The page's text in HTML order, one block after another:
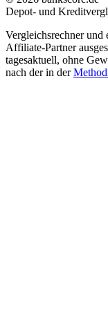
Depot- und
Vergleichsrechner
Affiliate-Partner
tagesaktuell, ohne
nach der in der